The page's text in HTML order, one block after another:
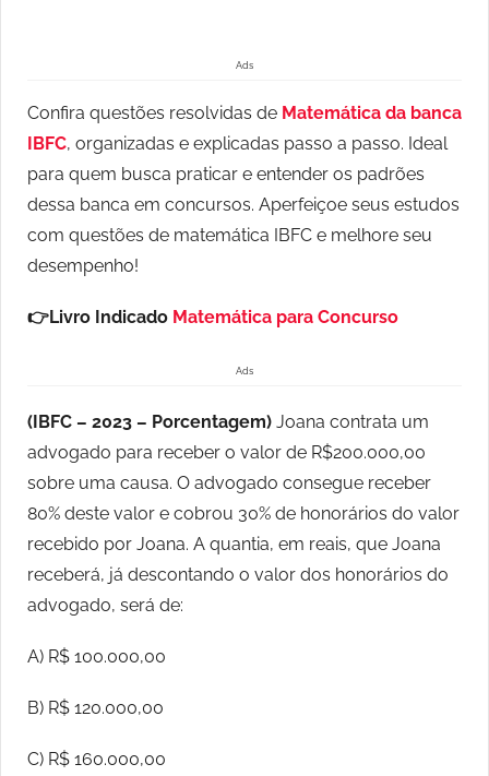
Ads
Confira questões resolvidas de Matemática da banca
IBFC, organizadas e explicadas passo a passo. Ideal
para quem busca praticar e entender os padrões
dessa banca em concursos. Aperfeiçoe seus estudos
com questões de matemática IBFC e melhore seu
desempenho!
👉Livro Indicado Matemática para Concurso
Ads
(IBFC – 2023 – Porcentagem) Joana contrata um
advogado para receber o valor de R$200.000,00
sobre uma causa. O advogado consegue receber
80% deste valor e cobrou 30% de honorários do valor
recebido por Joana. A quantia, em reais, que Joana
receberá, já descontando o valor dos honorários do
advogado, será de:
A) R$ 100.000,00
B) R$ 120.000,00
C) R$ 160.000,00